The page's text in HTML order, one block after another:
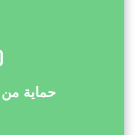
حماية